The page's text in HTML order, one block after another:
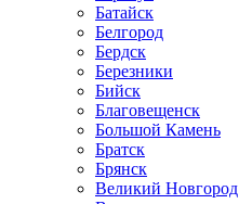
Батайск
Белгород
Бердск
Березники
Бийск
Благовещенск
Большой Камень
Братск
Брянск
Великий Новгород